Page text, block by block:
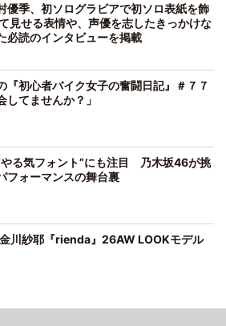
優季、初ソログラビアで初ソロ表紙を飾
見せる表情や、声優を志したきっかけな
必読のインタビューを掲載
『初心者バイク女子の奮闘日記』＃７７
してませんか？」
やる気フォント”にも注目 乃木坂46が挑
フォーマンスの舞台裏
川紗耶『rienda』26AW LOOKモデル